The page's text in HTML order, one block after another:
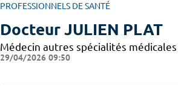
PROFESSIONNELS DE SANTÉ
Docteur JULIEN PLAT
Médecin autres spécialités médicales
29/04/2026 09:50